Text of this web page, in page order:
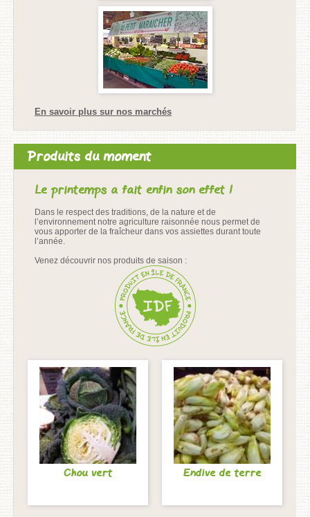
En savoir plus sur nos marchés
Produits du moment
Le printemps a fait enfin son effet !
Dans le respect des traditions, de la nature et de
l’environnement notre agriculture raisonnée nous permet de
vous apporter de la fraîcheur dans vos assiettes durant toute
l’année.
Venez découvrir nos produits de saison :
Chou vert Endive de terre